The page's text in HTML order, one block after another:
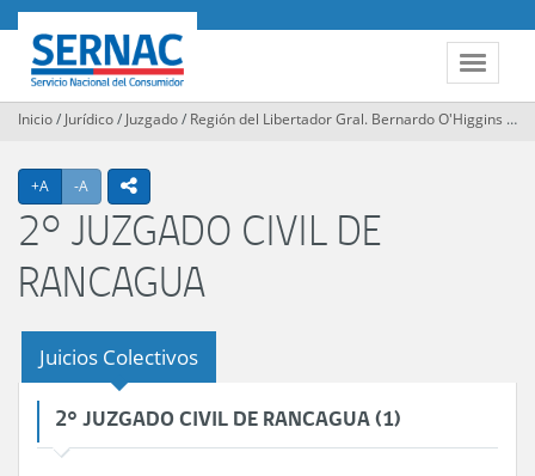
Contenido
principal
Toggle
SERNAC
Inicio/ Jurídico/ Juzgado/ Región del Libertador Gral. Bernardo O'Higgins 2°
+A Agrandar texto
-A Achicar textoicono compartir
2° JUZGADO CIVIL DE
RANCAGUA
Juicios Colectivos
2° JUZGADO CIVIL DE RANCAGUA (1)